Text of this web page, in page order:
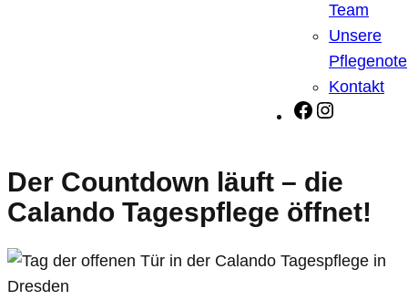
Team
Unsere
Pflegenote
Kontakt
Facebook
Der Countdown läuft – die
Calando Tagespflege öffnet!